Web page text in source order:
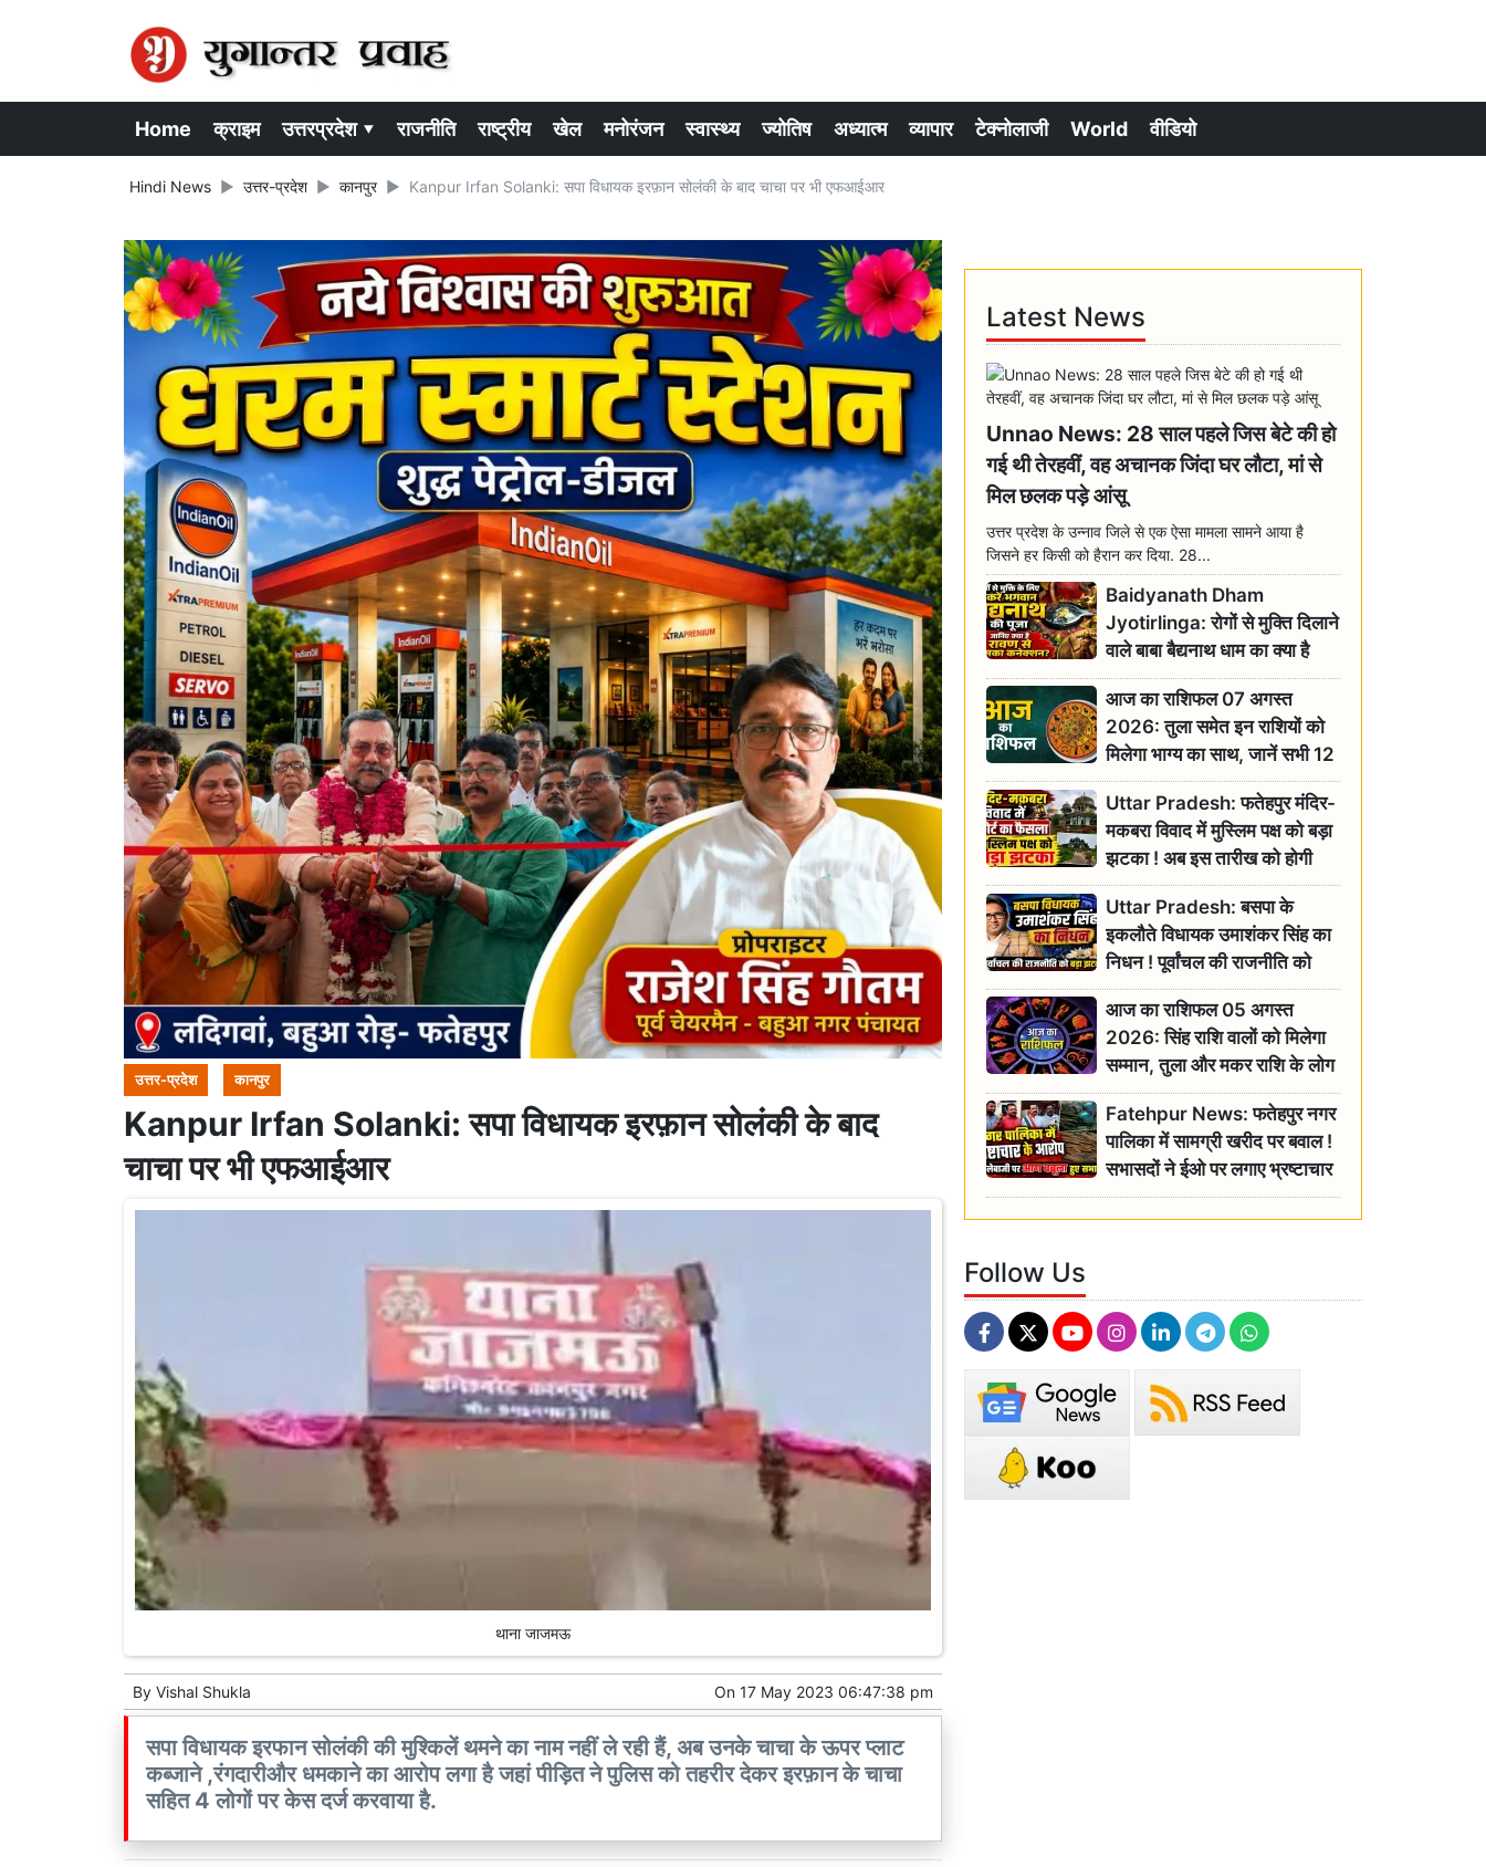
Home क्राइम उत्तरप्रदेश ▾ राजनीति राष्ट्रीय खेल मनोरंजन स्वास्थ्य ज्योतिष अध्यात्म व्यापार टेक्नोलाजी World वीडियो
Hindi News उत्तर-प्रदेश कानपुर Kanpur Irfan Solanki: सपा विधायक इरफ़ान सोलंकी के बाद चाचा पर भी एफआईआर
उत्तर-प्रदेश कानपुर
Kanpur Irfan Solanki: सपा विधायक इरफ़ान सोलंकी के बाद
चाचा पर भी एफआईआर
थाना जाजमऊ
By Vishal Shukla On 17 May 2023 06:47:38 pm
सपा विधायक इरफान सोलंकी की मुश्किलें थमने का नाम नहीं ले रही हैं, अब उनके चाचा के ऊपर प्लाट
कब्जाने ,रंगदारीऔर धमकाने का आरोप लगा है जहां पीड़ित ने पुलिस को तहरीर देकर इरफ़ान के चाचा
सहित 4 लोगों पर केस दर्ज करवाया है.
Latest News
Unnao News: 28 साल पहले जिस बेटे की हो
गई थी तेरहवीं, वह अचानक जिंदा घर लौटा, मां से
मिल छलक पड़े आंसू
उत्तर प्रदेश के उन्नाव जिले से एक ऐसा मामला सामने आया है
जिसने हर किसी को हैरान कर दिया. 28...
Baidyanath Dham
Jyotirlinga: रोगों से मुक्ति दिलाने
वाले बाबा बैद्यनाथ धाम का क्या है
रावण से संबंध? जानिए ज्योतिर्लिंग की
महिमा
आज का राशिफल 07 अगस्त
2026: तुला समेत इन राशियों को
मिलेगा भाग्य का साथ, जानें सभी 12
राशियों का दैनिक भाग्यफल
Uttar Pradesh: फतेहपुर मंदिर-
मकबरा विवाद में मुस्लिम पक्ष को बड़ा
झटका ! अब इस तारीख को होगी
सुनवाई
Uttar Pradesh: बसपा के
इकलौते विधायक उमाशंकर सिंह का
निधन ! पूर्वांचल की राजनीति को
बड़ा झटका, योगी ने जताया दुःख
आज का राशिफल 05 अगस्त
2026: सिंह राशि वालों को मिलेगा
सम्मान, तुला और मकर राशि के लोग
रहें सतर्क
Fatehpur News: फतेहपुर नगर
पालिका में सामग्री खरीद पर बवाल !
सभासदों ने ईओ पर लगाए भ्रष्टाचार
के गंभीर आरोप
Follow Us